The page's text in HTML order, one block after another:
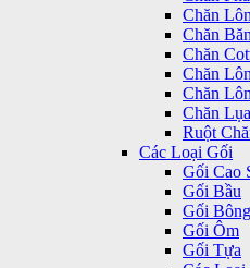
Chăn
Chăn
Chăn
Chăn
Chăn
Chăn
Ruột
Các Loại Gối
Gối Cao
Gối Bầu
Gối Bông
Gối Ôm
Gối Tựa